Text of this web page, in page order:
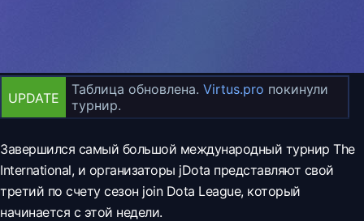
UPDATE
Таблица обновлена. Virtus.pro покинули
турнир.
Завершился самый большой международный турнир The
International, и организаторы jDota представляют свой
третий по счету сезон join Dota League, который
начинается с этой недели.